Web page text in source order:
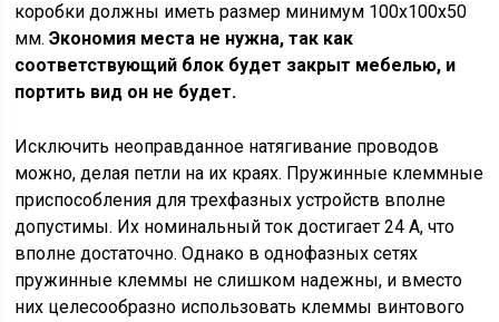
коробки должны иметь размер минимум 100х100х50
мм.Экономия места не нужна, так как
соответствующий блок будет закрыт мебелью, и
портить вид он не будет.
Исключить неоправданное натягивание проводов
можно, делая петли на их краях. Пружинные клеммные
приспособления для трехфазных устройств вполне
допустимы. Их номинальный ток достигает 24 А, что
вполне достаточно. Однако в однофазных сетях
пружинные клеммы не слишком надежны, и вместо
них целесообразно использовать клеммы винтового